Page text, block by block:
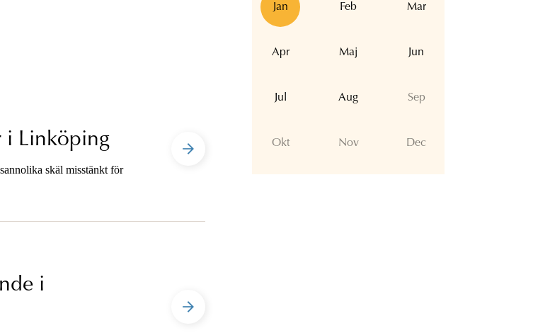
Jan Feb Mar
Apr Maj Jun
Jul Aug Sep
Okt Nov Dec
i Linköping
skäl misstänkt för
i